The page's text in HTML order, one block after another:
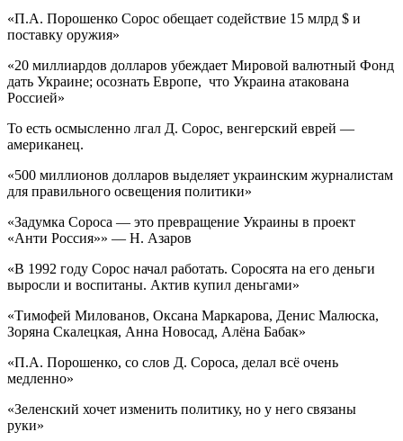
«П.А. Порошенко Сорос обещает содействие 15 млрд $ и
поставку оружия»
«20 миллиардов долларов убеждает Мировой валютный Фонд
дать Украине; осознать Европе, что Украина атакована
Россией»
То есть осмысленно лгал Д. Сорос, венгерский еврей —
американец.
«500 миллионов долларов выделяет украинским журналистам
для правильного освещения политики»
«Задумка Сороса — это превращение Украины в проект
«Анти Россия»» — Н. Азаров
«В 1992 году Сорос начал работать. Соросята на его деньги
выросли и воспитаны. Актив купил деньгами»
«Тимофей Милованов, Оксана Маркарова, Денис Малюска,
Зоряна Скалецкая, Анна Новосад, Алёна Бабак»
«П.А. Порошенко, со слов Д. Сороса, делал всё очень
медленно»
«Зеленский хочет изменить политику, но у него связаны
руки»